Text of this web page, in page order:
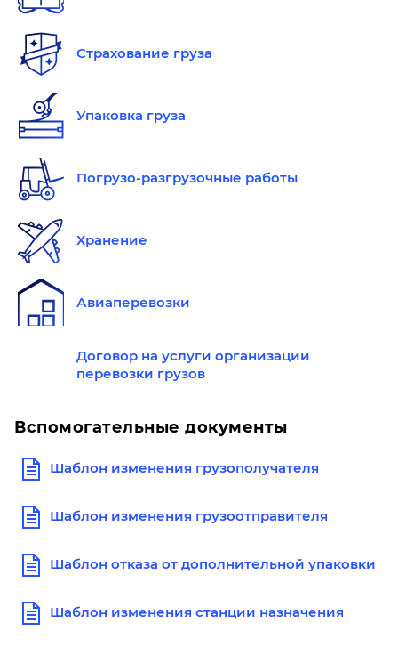
Страхование груза
Упаковка груза
Погрузо-разгрузочные работы
Хранение
Авиаперевозки
Договор на услуги организации
перевозки грузов
Вспомогательные документы
Шаблон изменения грузополучателя
Шаблон изменения грузоотправителя
Шаблон отказа от дополнительной упаковки
Шаблон изменения станции назначения